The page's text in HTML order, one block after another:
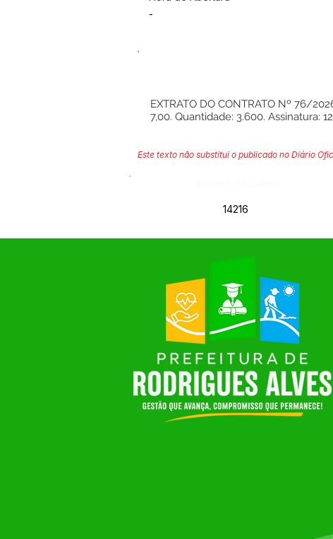
-
EXTRATO DO CONTRATO Nº 76/
7,00. Quantidade: 3.600. Assinatura:
Este texto não substitui o publicado no Diário
14216